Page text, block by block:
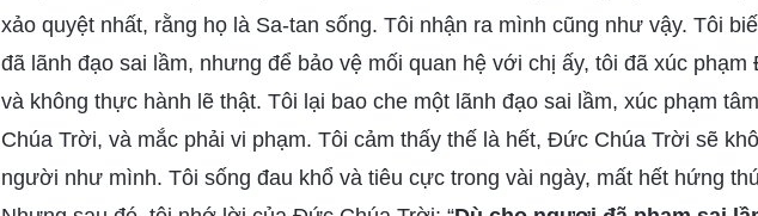
xảo quyệt nhất, rằng họ là Sa-tan sống. Tôi nhận ra mình cũng như vậy. Tôi
đã lãnh đạo sai lầm, nhưng để bảo vệ mối quan hệ với chị ấy, tôi đã xúc
và không thực hành lẽ thật. Tôi lại bao che một lãnh đạo sai lầm, xúc phạm
Chúa Trời, và mắc phải vi phạm. Tôi cảm thấy thế là hết, Đức Chúa Trời sẽ
người như mình. Tôi sống đau khổ và tiêu cực trong vài ngày, mất hết hứng